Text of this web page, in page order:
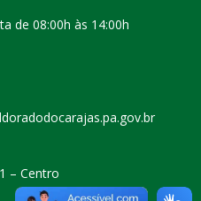
de 08:00h às 14:00h
– Centro